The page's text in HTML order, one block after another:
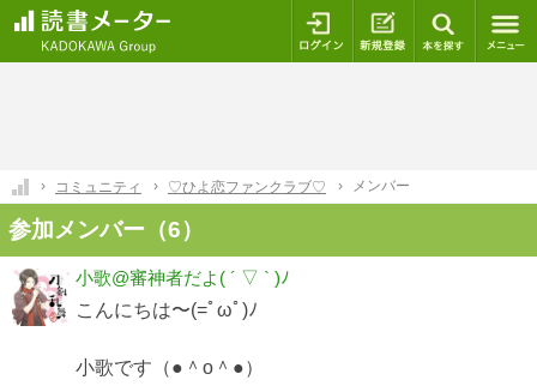
ログイン 新規登録
コミュニティ ♡ひよ恋ファンクラブ♡ メンバー
参加メンバー（6）
小歌@審神者だよ( ´ ▽ ` )ﾉ
こんにちは〜(=ﾟωﾟ)ﾉ
小歌です（●＾o＾●）